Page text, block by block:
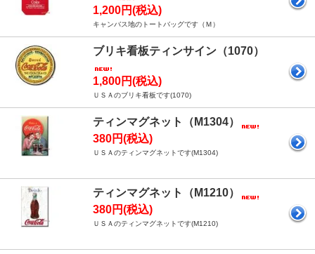
1,200円(税込)
キャンバス地のトートバッグです（Ｍ）
ブリキ看板ティンサイン（1070）
1,800円(税込)
ＵＳＡのブリキ看板です(1070)
ティンマグネット（M1304）
380円(税込)
ＵＳＡのティンマグネットです(M1304)
ティンマグネット（M1210）
380円(税込)
ＵＳＡのティンマグネットです(M1210)